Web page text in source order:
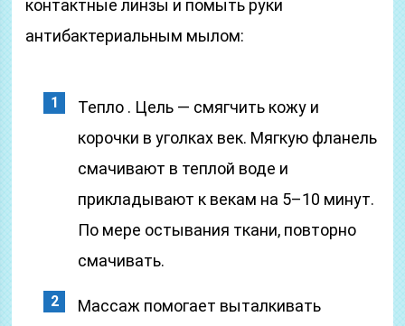
контактные линзы и помыть руки
антибактериальным мылом:
Тепло . Цель — смягчить кожу и
корочки в уголках век. Мягкую фланель
смачивают в теплой воде и
прикладывают к векам на 5–10 минут.
По мере остывания ткани, повторно
смачивать.
Массаж помогает выталкивать